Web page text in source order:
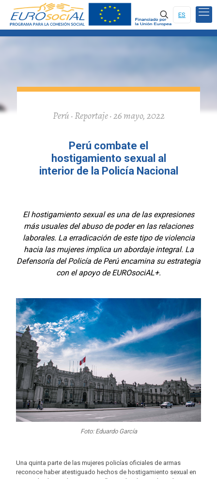
ES
Perú · Reportaje · 26 mayo, 2022
Perú combate el
hostigamiento sexual al
interior de la Policía Nacional
El hostigamiento sexual es una de las expresiones
más usuales del abuso de poder en las relaciones
laborales. La erradicación de este tipo de violencia
hacia las mujeres implica un abordaje integral. La
Defensoría del Policía de Perú encamina su estrategia
con el apoyo de EUROsociAL+.
Foto: Eduardo García
Una quinta parte de las mujeres policías oficiales de armas
reconoce haber atestiguado hechos de hostigamiento sexual en